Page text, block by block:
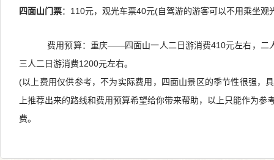
四面山门票：110元，观光车票40元(自驾游的游客可以不用乘坐
费用预算：重庆——四面山一人二日游消费410元左右，二
三人二日游消费1200元左右。
(以上费用仅供参考，不为实际费用，四面山景区的季节性很强，
上推荐出来的路线和费用预算希望给你带来帮助，以上只能作为参
费。